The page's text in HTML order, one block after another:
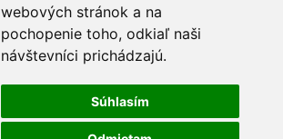
webových stránok a na
pochopenie toho, odkiaľ naši
návštevníci prichádzajú.
Súhlasím